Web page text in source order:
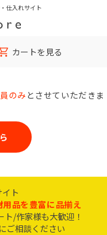
仕入れサイト
カートを見る
のみ とさせていただきま
ト
品を豊富に品揃え
/作家様も大歓迎！
ご相談ください